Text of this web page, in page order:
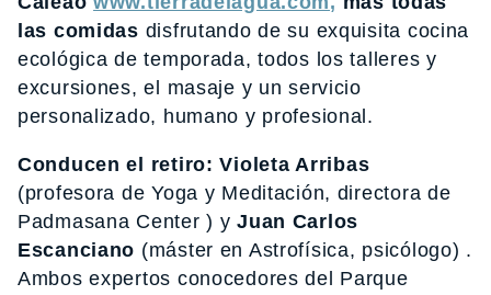
las comidas disfrutando de su exquisita cocina
ecológica de temporada, todos los talleres y
excursiones, el masaje y un servicio
personalizado, humano y profesional.
Conducen el retiro: Violeta Arribas
(profesora de Yoga y Meditación, directora de
Padmasana Center ) yJuan Carlos
Escanciano (máster en Astrofísica, psicólogo) .
Ambos expertos conocedores del Parque